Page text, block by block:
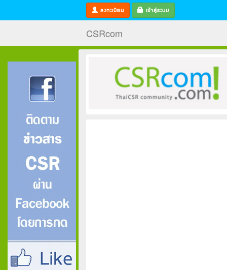
ลงทะเบียน เข้าสู่ระบบ
CSRcom